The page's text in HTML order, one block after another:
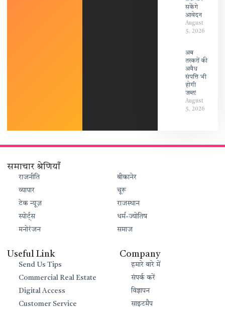
सकेंगे
आवेदन
August
5, 2026
अब
तस्करों की
अवैध
संपत्ति भी
होगी
जब्त!
August
5, 2026
समाचार श्रेणियाँ
राजनीति
व्यापार
टेक न्यूज़
स्पोर्ट्स
मनोरंजन
बीकानेर
चूरू
राजस्थान
धर्म-ज्योतिष
समाज
Useful Link
Send Us Tips
Commercial Real Estate
Digital Access
Customer Service
Company
हमारे बारे में
संपर्क करें
विज्ञापन
साइटमैप